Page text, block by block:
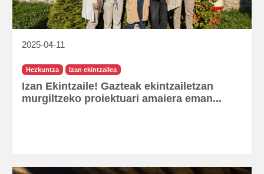
2025-04-11
Hezkuntza Izan ekintzailea
Izan Ekintzaile! Gazteak ekintzailetzan
murgiltzeko proiektuari amaiera eman...